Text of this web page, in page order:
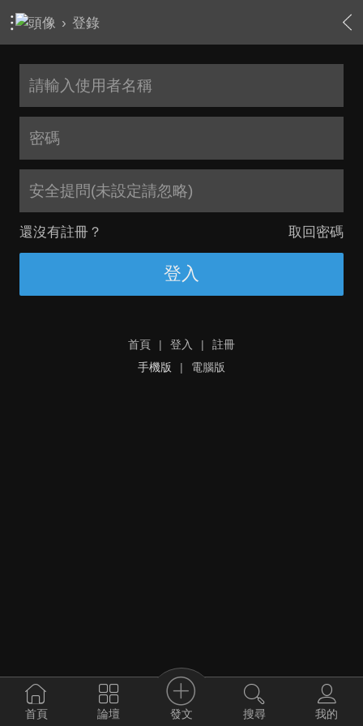
› 登錄
安全提問(未設定請忽略)
還沒有註冊？ 取回密碼
登入
首頁 | 登入 |
註冊
手機版
| 電腦版
首頁 論壇 發文 搜尋 我的